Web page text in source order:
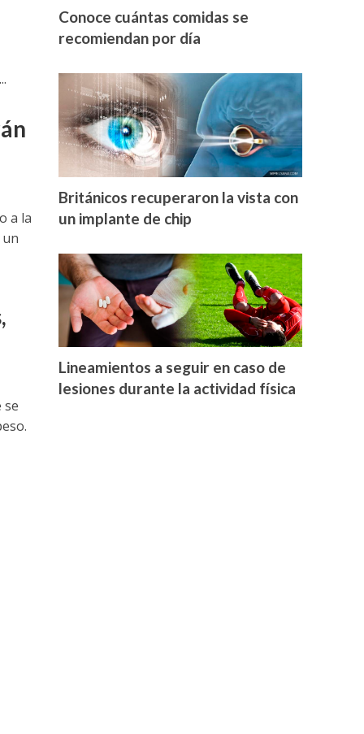
a la
se
Conoce cuántas comidas se
recomiendan por día
Británicos recuperaron la vista con
un implante de chip
Lineamientos a seguir en caso de
lesiones durante la actividad física